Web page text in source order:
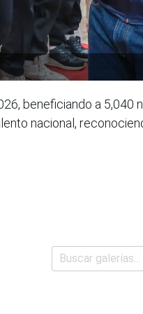
beneficiando a 5,040
nacional,